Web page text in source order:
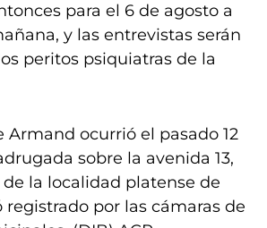
para el 6 de agosto a
y las entrevistas serán
peritos psiquiatras de la
Armand ocurrió el pasado 12
sobre la avenida 13,
de la localidad platense de
registrado por las cámaras de